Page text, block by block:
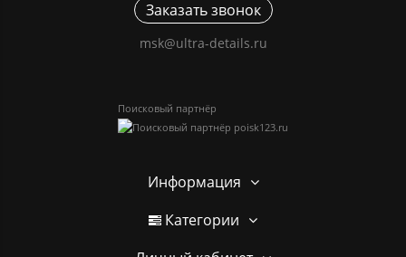
Заказать звонок
msk@ultra-details.ru
Поисковый партнёр
Информация
Категории